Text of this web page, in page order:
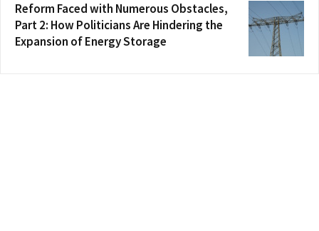
Reform Faced with Numerous Obstacles,
Part 2: How Politicians Are Hindering the
Expansion of Energy Storage